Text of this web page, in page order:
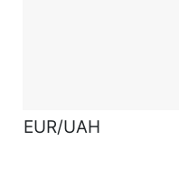
EUR/UAH